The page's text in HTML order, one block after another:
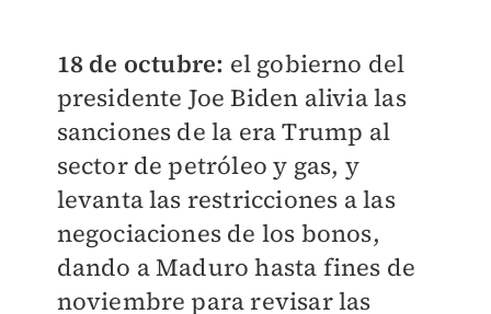
18 de octubre: el gobierno del
presidente Joe Biden alivia las
sanciones de la era Trump al
sector de petróleo y gas, y
levanta las restricciones a las
negociaciones de los bonos,
dando a Maduro hasta fines de
noviembre para revisar las